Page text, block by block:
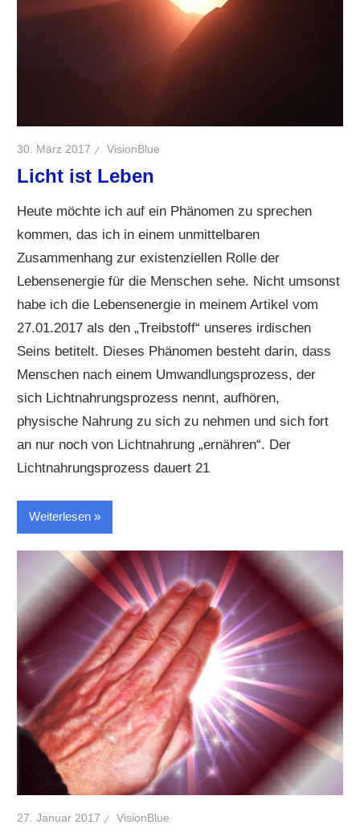
30. März 2017 VisionBlue
Licht ist Leben
Heute möchte ich auf ein Phänomen zu sprechen
kommen, das ich in einem unmittelbaren
Zusammenhang zur existenziellen Rolle der
Lebensenergie für die Menschen sehe. Nicht umsonst
habe ich die Lebensenergie in meinem Artikel vom
27.01.2017 als den „Treibstoff“ unseres irdischen
Seins betitelt. Dieses Phänomen besteht darin, dass
Menschen nach einem Umwandlungsprozess, der
sich Lichtnahrungsprozess nennt, aufhören,
physische Nahrung zu sich zu nehmen und sich fort
an nur noch von Lichtnahrung „ernähren“. Der
Lichtnahrungsprozess dauert 21
Weiterlesen
27. Januar 2017 VisionBlue